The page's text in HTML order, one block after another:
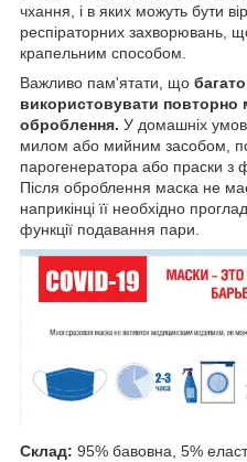
чхання, і в яких можуть бути
респіраторних захворювань,
крапельним способом.
Важливо пам'ятати, що
використовувати повторно
оброблення. У домашніх
милом або мийним засобом,
парогенератора або праски з
Після оброблення маска не
наприкінці її необхідно
функції подавання пари.
Склад: 95% бавовна, 5%